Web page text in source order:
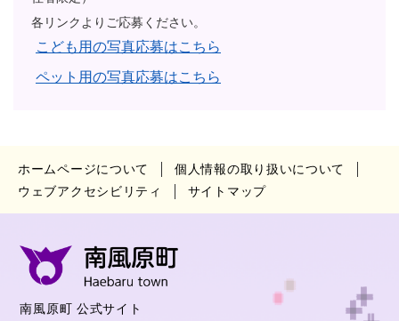
各リンクよりご応募ください。
こども用の写真応募はこちら
ペット用の写真応募はこちら
ホームページについて
個人情報の取り扱いについて
ウェブアクセシビリティ
サイトマップ
南風原町 公式サイト